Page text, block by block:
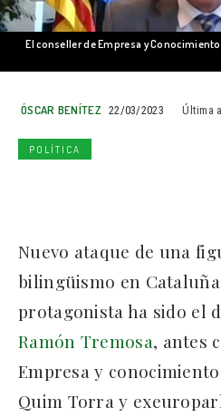
El conseller de Empresa y
ÓSCAR BENÍTEZ 22/03/2023 Última
POLÍTICA
Nuevo ataque de una
bilingüismo en
protagonista ha sido el
Ramón Tremosa, antes
Empresa y
Quim Torra y